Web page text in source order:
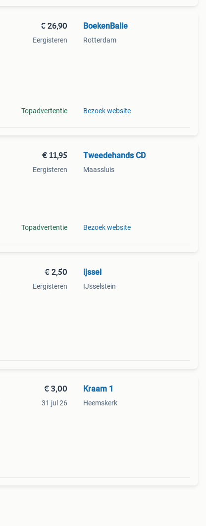
€ 26,90
Eergisteren
Topadvertentie
BoekenBalie
Rotterdam
Bezoek website
€ 11,95
Eergisteren
Topadvertentie
Tweedehands CD
Maassluis
Bezoek website
€ 2,50
Eergisteren
ijssel
IJsselstein
€ 3,00
31 jul 26
Kraam 1
Heemskerk